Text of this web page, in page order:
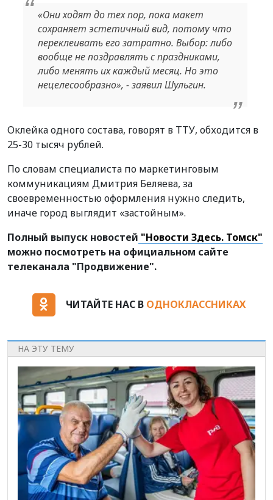
«Они ходят до тех пор, пока макет
сохраняет эстетичный вид, потому что
переклеивать его затратно. Выбор: либо
вообще не поздравлять с праздниками,
либо менять их каждый месяц. Но это
нецелесообразно», - заявил Шульгин.
Оклейка одного состава, говорят в ТТУ, обходится в
25-30 тысяч рублей.
По словам специалиста по маркетинговым
коммуникациям Дмитрия Беляева, за
своевременностью оформления нужно следить,
иначе город выглядит «застойным».
Полный выпуск новостей "Новости Здесь. Томск"
можно посмотреть на официальном сайте
телеканала "Продвижение".
ЧИТАЙТЕ НАС В ОДНОКЛАССНИКАХ
НА ЭТУ ТЕМУ